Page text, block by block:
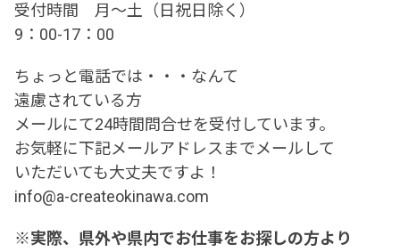
受付時間 月～土（日祝日除く）
9：00-17：00
ちょっと電話では・・・なんて
遠慮されている方
メールにて24時間問合せを受付しています。
お気軽に下記メールアドレスまでメールして
いただいても大丈夫ですよ！
info@a-createokinawa.com
※実際、県外や県内でお仕事をお探しの方より